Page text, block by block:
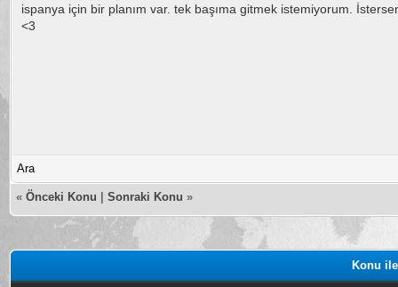
ispanya için bir planım var. tek başıma gitmek istemiyorum.
<3
Ara
« Önceki Konu Sonraki Konu »
Konu